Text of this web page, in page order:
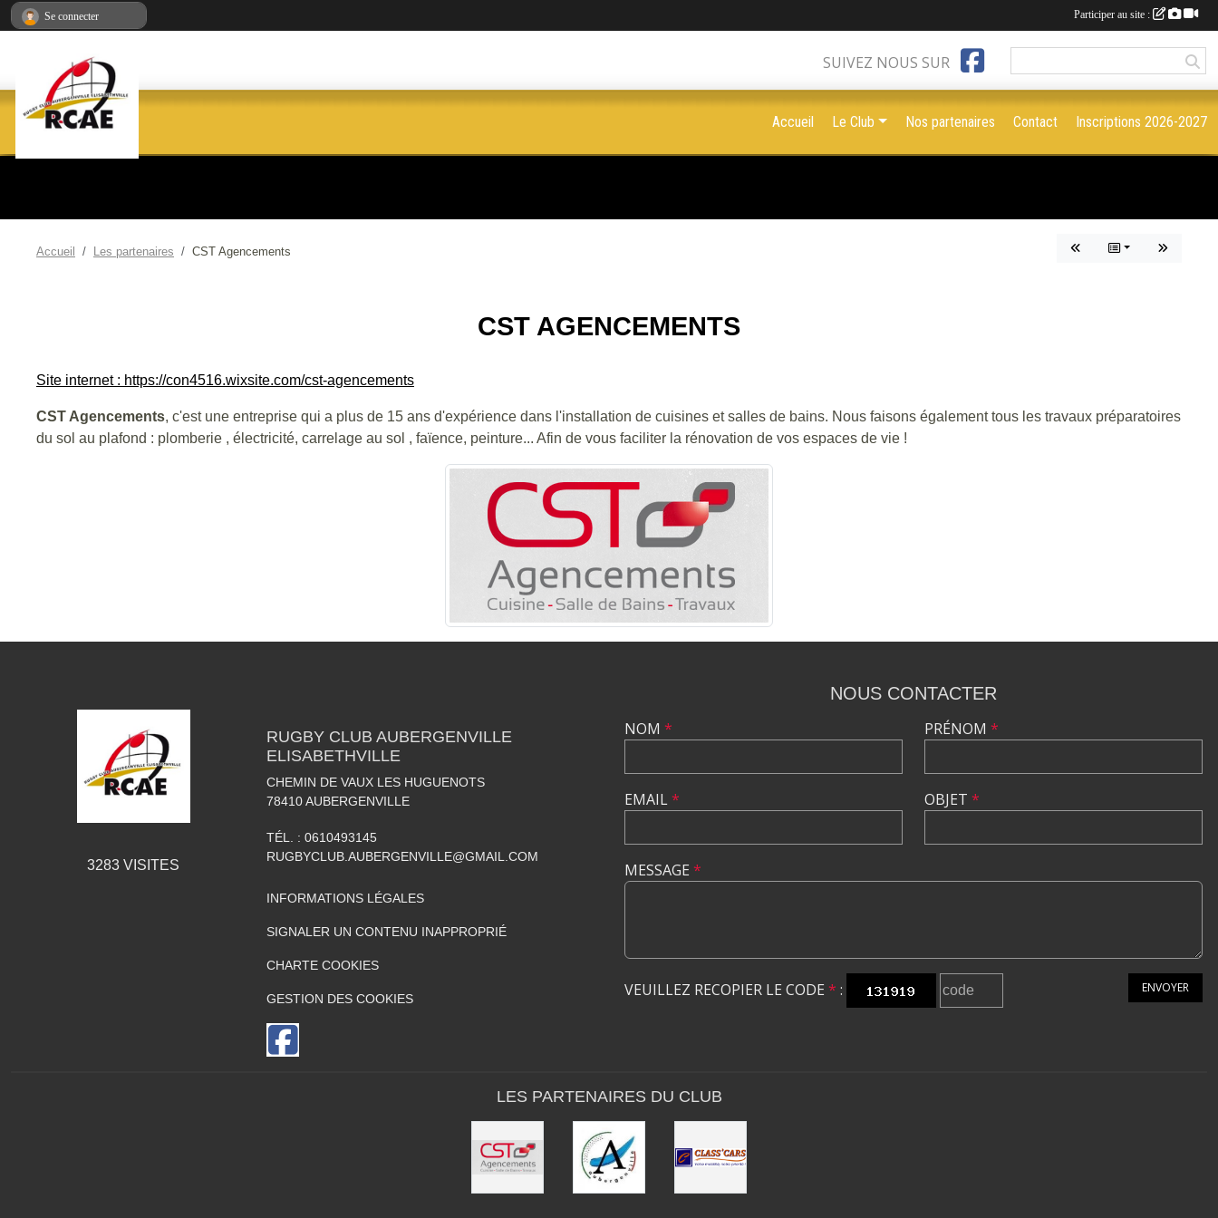
Accueil Les partenaires CST Agencements
CST AGENCEMENTS
Site internet : https://con4516.wixsite.com/cst-agencements
CST Agencements, c'est une entreprise qui a plus de 15 ans d'expérience dans l'installation de cuisines et salles de bains. Nous faisons également tous les travaux préparatoires
du sol au plafond : plomberie , électricité, carrelage au sol , faïence, peinture... Afin de vous faciliter la rénovation de vos espaces de vie !
SUIVEZ NOUS SUR
Accueil Le Club Nos partenaires Contact Inscriptions 2026-2027
3283 VISITES
RUGBY CLUB AUBERGENVILLE
ELISABETHVILLE
CHEMIN DE VAUX LES HUGUENOTS
78410AUBERGENVILLE
TÉL. : 0610493145
RUGBYCLUB.AUBERGENVILLE@GMAIL.COM
INFORMATIONS LÉGALES
SIGNALER UN CONTENU INAPPROPRIÉ
CHARTE COOKIES
GESTION DES COOKIES
NOUS CONTACTER
NOM *
EMAIL*
PRÉNOM *
OBJET *
MESSAGE *
VEUILLEZ RECOPIER LE CODE * : ENVOYER
LES PARTENAIRES DU CLUB
Se connecter Participer au site :
Panneau de gestion des cookies